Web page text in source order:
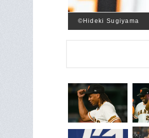
©Hideki Sugiyama